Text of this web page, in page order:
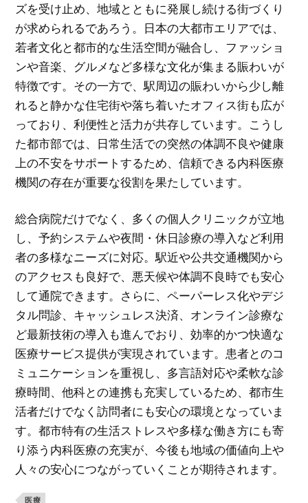
ズを受け止め、地域とともに発展し続ける街づくり
が求められるであろう。日本の大都市エリアでは、
若者文化と都市的な生活空間が融合し、ファッショ
ンや音楽、グルメなど多様な文化が集まる賑わいが
特徴です。その一方で、駅周辺の賑わいから少し離
れると静かな住宅街や落ち着いたオフィス街も広が
っており、利便性と活力が共存しています。こうし
た都市部では、日常生活での突然の体調不良や健康
上の不安をサポートするため、信頼できる内科医療
機関の存在が重要な役割を果たしています。
総合病院だけでなく、多くの個人クリニックが立地
し、予約システムや夜間・休日診療の導入など利用
者の多様なニーズに対応。駅近や公共交通機関から
のアクセスも良好で、悪天候や体調不良時でも安心
して通院できます。さらに、ペーパーレス化やデジ
タル問診、キャッシュレス決済、オンライン診療な
ど最新技術の導入も進んでおり、効率的かつ快適な
医療サービス提供が実現されています。患者とのコ
ミュニケーションを重視し、多言語対応や柔軟な診
療時間、他科との連携も充実しているため、都市生
活者だけでなく訪問者にも安心の環境となっていま
す。都市特有の生活ストレスや多様な働き方にも寄
り添う内科医療の充実が、今後も地域の価値向上や
人々の安心につながっていくことが期待されます。
医療